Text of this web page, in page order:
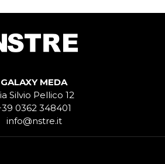
GALAXY MEDA
Silvio Pellico 12
0362 348401
info@nstre.it